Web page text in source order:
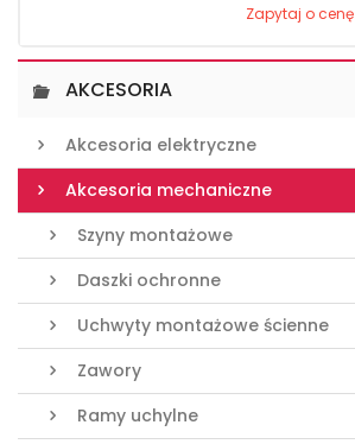
Zapytaj o cenę
AKCESORIA
Akcesoria elektryczne
Akcesoria mechaniczne
Szyny montażowe
Daszki ochronne
Uchwyty montażowe ścienne
Zawory
Ramy uchylne